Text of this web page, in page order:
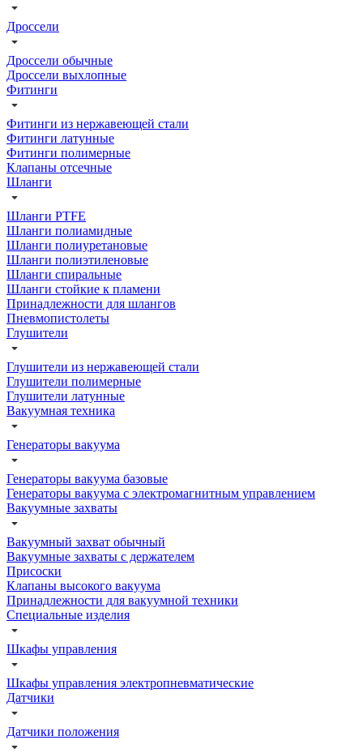
Дроссели
Дроссели обычные
Дроссели выхлопные
Фитинги
Фитинги из нержавеющей стали
Фитинги латунные
Фитинги полимерные
Клапаны отсечные
Шланги
Шланги PTFE
Шланги полиамидные
Шланги полиуретановые
Шланги полиэтиленовые
Шланги спиральные
Шланги стойкие к пламени
Принадлежности для шлангов
Пневмопистолеты
Глушители
Глушители из нержавеющей стали
Глушители полимерные
Глушители латунные
Вакуумная техника
Генераторы вакуума
Генераторы вакуума базовые
Генераторы вакуума с электромагнитным управлением
Вакуумные захваты
Вакуумный захват обычный
Вакуумные захваты с держателем
Присоски
Клапаны высокого вакуума
Принадлежности для вакуумной техники
Специальные изделия
Шкафы управления
Шкафы управления электропневматические
Датчики
Датчики положения